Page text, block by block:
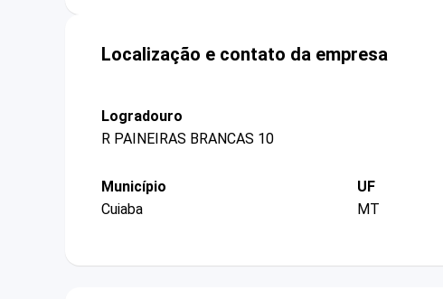
Localização e contato da empresa
Logradouro
R PAINEIRAS BRANCAS 10
Município
Cuiaba
UF
MT